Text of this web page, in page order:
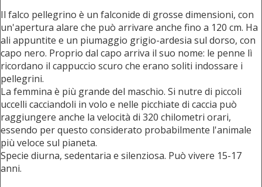
Il falco pellegrino è un falconide di grosse dimensioni, con
un'apertura alare che può arrivare anche fino a 120 cm. Ha
ali appuntite e un piumaggio grigio-ardesia sul dorso, con
capo nero. Proprio dal capo arriva il suo nome: le penne lì
ricordano il cappuccio scuro che erano soliti indossare i
pellegrini.
La femmina è più grande del maschio. Si nutre di piccoli
uccelli cacciandoli in volo e nelle picchiate di caccia può
raggiungere anche la velocità di 320 chilometri orari,
essendo per questo considerato probabilmente l'animale
più veloce sul pianeta.
Specie diurna, sedentaria e silenziosa. Può vivere 15-17
anni.